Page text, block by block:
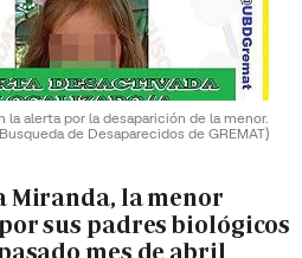
la alerta por la desaparición de la menor.
de Desaparecidos de GREMAT)
Miranda, la menor
sus padres biológicos